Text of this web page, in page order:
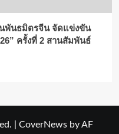
พันธมิตรจีน จัดแข่งขัน
ครั้งที่ 2 สานสัมพันธ์
CoverNewsby AF